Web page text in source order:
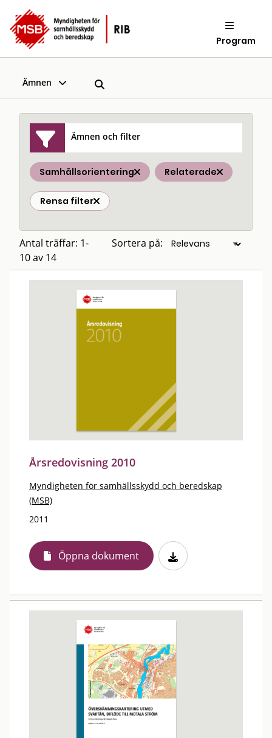
Program
Ämnen
Ämnen och filter
Samhällsorientering Relaterade
Rensa filter
Antal träffar: 1-
10 av 14
Sortera på:
Årsredovisning 2010
Myndigheten för samhällsskydd och beredskap
(MSB)
2011
Öppna dokument